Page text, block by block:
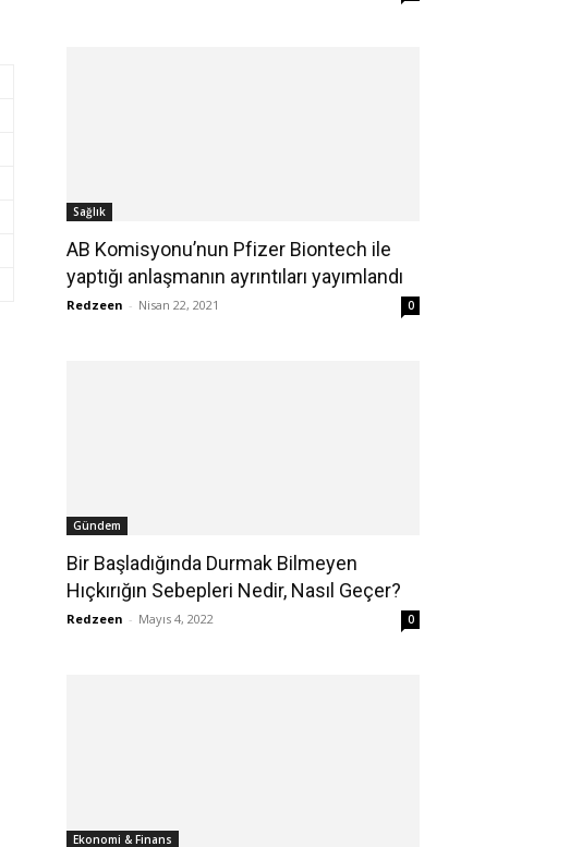
Sağlık
AB Komisyonu’nun Pfizer Biontech ile
yaptığı anlaşmanın ayrıntıları yayımlandı
Redzeen - Nisan 22, 2021 0
Gündem
Bir Başladığında Durmak Bilmeyen
Hıçkırığın Sebepleri Nedir, Nasıl Geçer?
Redzeen - Mayıs 4, 2022 0
Ekonomi & Finans